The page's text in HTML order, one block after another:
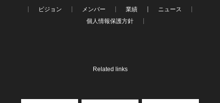
ビジョン メンバー 業績
ニュース
個人情報保護方針
Related links